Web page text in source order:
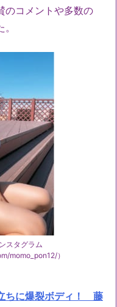
のコメントや多数の
スタグラム
momo_pon12/）
ちに爆裂ボディ！ 藤